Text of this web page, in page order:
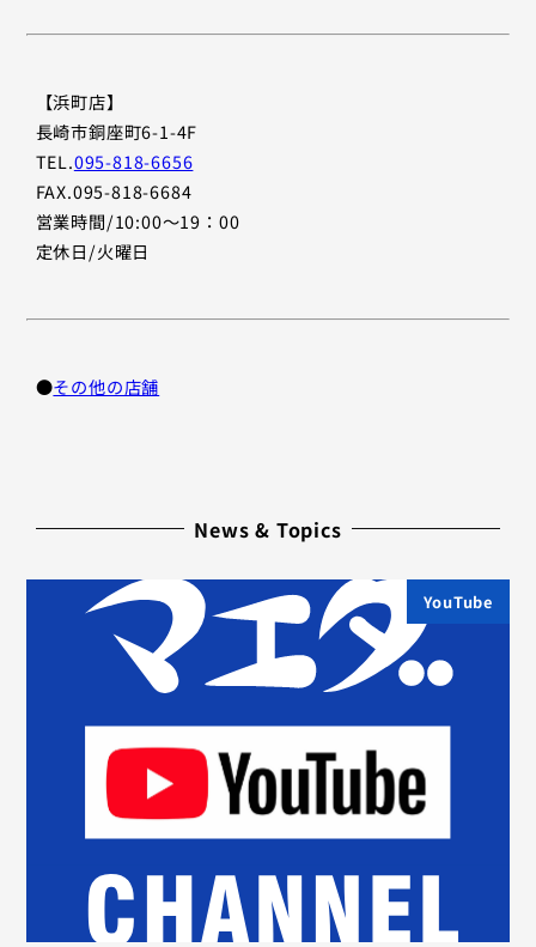
【浜町店】
長崎市銅座町6-1-4F
TEL.095-818-6656
FAX.095-818-6684
営業時間/10:00〜19：00
定休日/火曜日
●その他の店舗
News & Topics
YouTube